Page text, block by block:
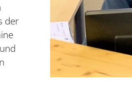
der